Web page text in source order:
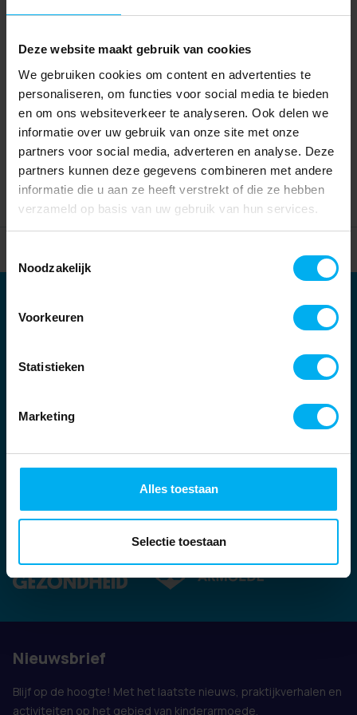
Deze website maakt gebruik van cookies
We gebruiken cookies om content en advertenties te
personaliseren, om functies voor social media te bieden
en om ons websiteverkeer te analyseren. Ook delen we
informatie over uw gebruik van onze site met onze
partners voor social media, adverteren en analyse. Deze
partners kunnen deze gegevens combineren met andere
informatie die u aan ze heeft verstrekt of die ze hebben
verzameld op basis van uw gebruik van hun services.
Noodzakelijk
Voorkeuren
Statistieken
Marketing
Alles toestaan
Selectie toestaan
Partners
Ook vertegenwoordigd door:
Nieuwsbrief
Blijf op de hoogte! Met het laatste nieuws, praktijkverhalen en
activiteiten op het gebied van kinderarmoede.